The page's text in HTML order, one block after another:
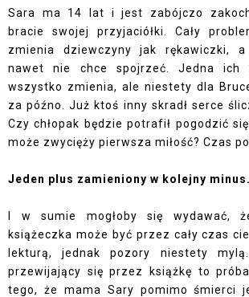
Sara ma 14 lat i jest zabójczo
bracie swojej przyjaciółki. Cały
zmienia dziewczyny jak rękawiczki,
nawet nie chce spojrzeć. Jedna ich
wszystko zmienia, ale niestety dla
za późno. Już ktoś inny skradł serce
Czy chłopak będzie potrafił pogodzić
może zwycięży pierwsza miłość? Czas
Jeden plus zamieniony w kolejny
I w sumie mogłoby się wydawać,
książeczka może być przez cały czas
lekturą, jednak pozory niestety
przewijający się przez książkę to
tego, że mama Sary pomimo śmierci